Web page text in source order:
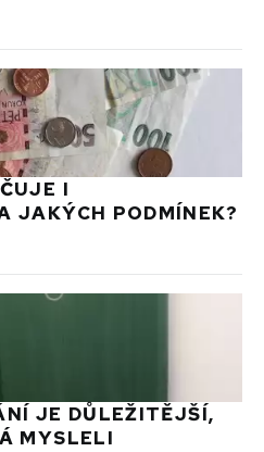
I
JAKÝCH PODMÍNEK?
JE DŮLEŽITĚJŠÍ,
MYSLELI